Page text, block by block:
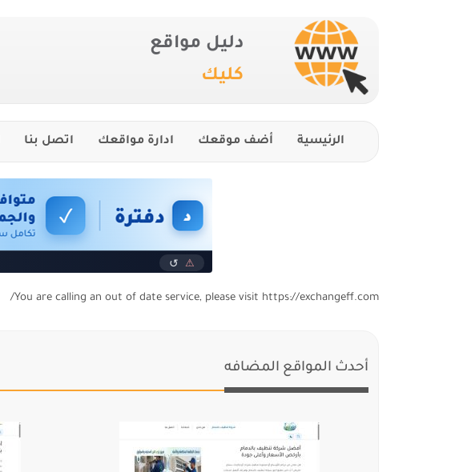
دليل مواقع
كليك
الرئيسية أضف موقعك ادارة مواقعك اتصل بنا
You are calling an out of date service, please visit https://exchangeff.com/
أحدث المواقع المضافه